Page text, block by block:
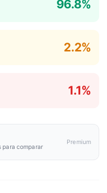
96.8%
2.2%
1.1%
para comparar
Premium